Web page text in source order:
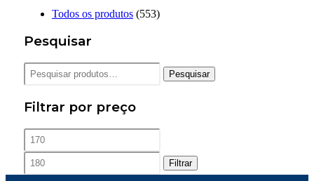
Todos os produtos (553)
Pesquisar
Pesquisar
por:
Pesquisar
Filtrar por preço
Preço
mínimo
Filtrar